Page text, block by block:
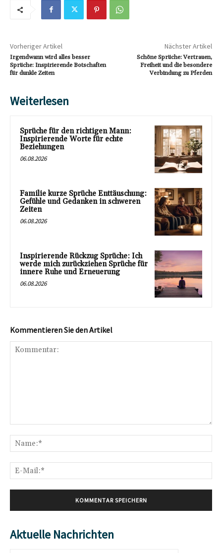
Vorheriger Artikel
Irgendwann wird alles besser
Sprüche: Inspirierende Botschaften
für dunkle Zeiten
Nächster Artikel
Schöne Sprüche: Vertrauen,
Freiheit und die besondere
Verbindung zu Pferden
Weiterlesen
Sprüche für den richtigen Mann:
Inspirierende Worte für echte
Beziehungen
06.08.2026
Familie kurze Sprüche Enttäuschung:
Gefühle und Gedanken in schweren
Zeiten
06.08.2026
Inspirierende Rückzug Sprüche: Ich
werde mich zurückziehen Sprüche für
innere Ruhe und Erneuerung
06.08.2026
Kommentieren Sie den Artikel
Aktuelle Nachrichten